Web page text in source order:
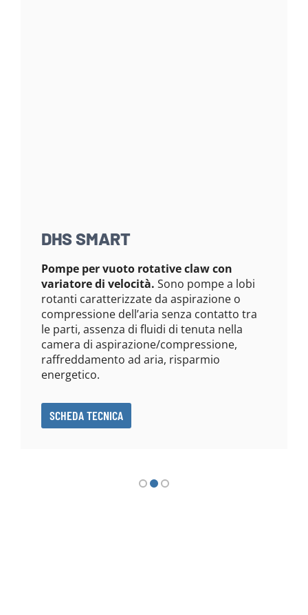
DHS SMART
Pompe per vuoto rotative claw con
variatore di velocità. Sono pompe a lobi
rotanti caratterizzate da aspirazione o
compressione dell’aria senza contatto tra
le parti, assenza di fluidi di tenuta nella
camera di aspirazione/compressione,
raffreddamento ad aria, risparmio
energetico.
SCHEDA TECNICA